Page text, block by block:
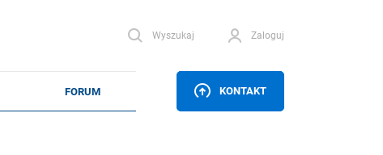
Wyszukaj Zaloguj
KONTAKT